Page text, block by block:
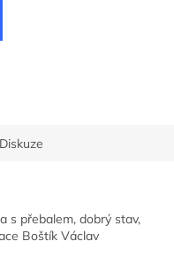
Diskuze
s přebalem, dobrý stav,
Boštík Václav